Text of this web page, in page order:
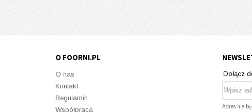
O FOORNI.PL
O nas
Kontakt
Regulamin
Współpraca
Dołącz
Adres nie